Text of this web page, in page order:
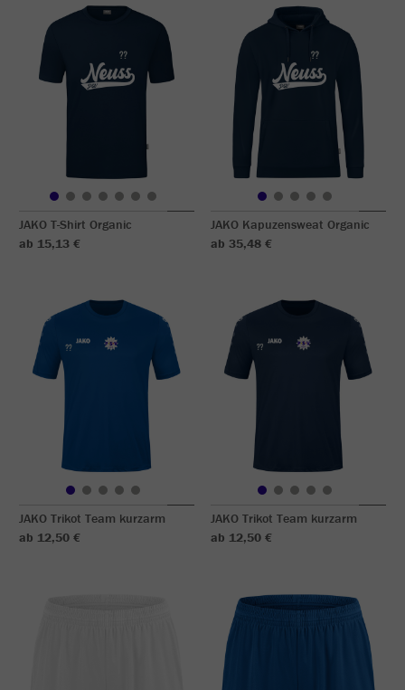
JAKO T-Shirt Organic
ab 15,13 €
JAKO Kapuzensweat Organic
ab 35,48 €
JAKO Trikot Team kurzarm
ab 12,50 €
JAKO Trikot Team kurzarm
ab 12,50 €